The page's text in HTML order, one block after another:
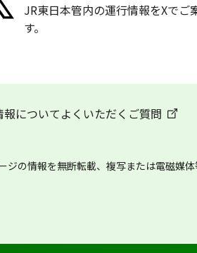
JR東日本管内の運行情報をXでご
す。
報についてよくいただくご質問
ジの情報を無断転載、複写または電磁媒体